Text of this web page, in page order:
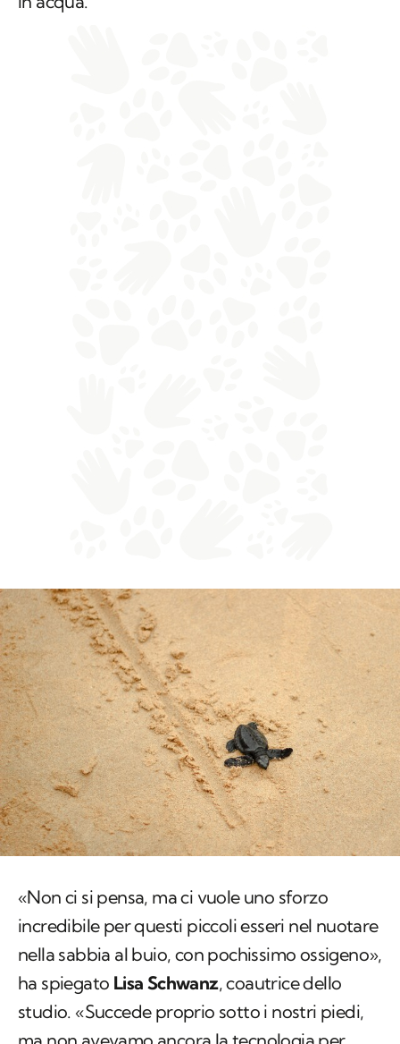
«Non ci si pensa, ma ci vuole uno sforzo
incredibile per questi piccoli esseri nel nuotare
nella sabbia al buio, con pochissimo ossigeno»,
ha spiegato Lisa Schwanz, coautrice dello
studio. «Succede proprio sotto i nostri piedi,